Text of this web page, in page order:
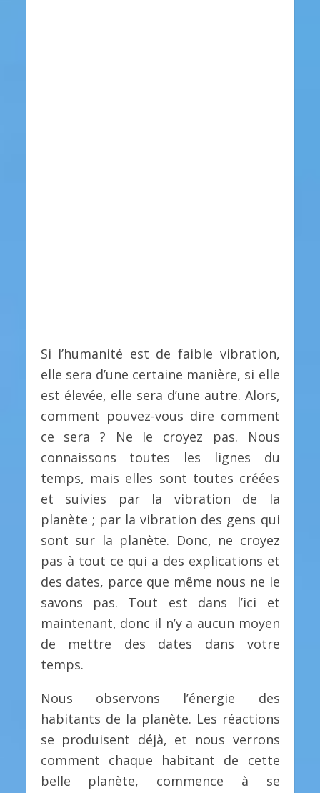
Si l’humanité est de faible vibration,
elle sera d’une certaine manière, si elle
est élevée, elle sera d’une autre. Alors,
comment pouvez-vous dire comment
ce sera ? Ne le croyez pas. Nous
connaissons toutes les lignes du
temps, mais elles sont toutes créées
et suivies par la vibration de la
planète ; par la vibration des gens qui
sont sur la planète. Donc, ne croyez
pas à tout ce qui a des explications et
des dates, parce que même nous ne le
savons pas. Tout est dans l’ici et
maintenant, donc il n’y a aucun moyen
de mettre des dates dans votre
temps.
Nous observons l’énergie des
habitants de la planète. Les réactions
se produisent déjà, et nous verrons
comment chaque habitant de cette
belle planète, commence à se